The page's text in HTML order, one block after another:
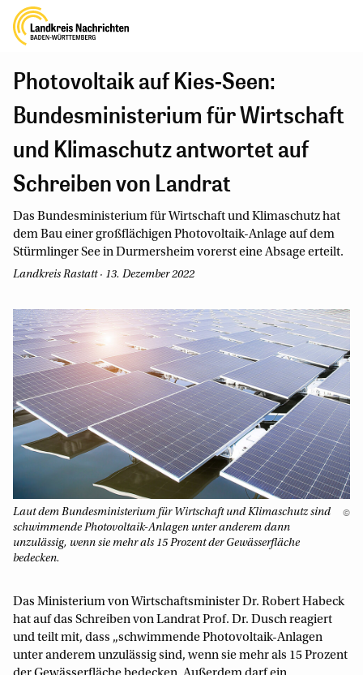
Photovoltaik auf Kies-Seen:
Bundesministerium für Wirtschaft
und Klimaschutz antwortet auf
Schreiben von Landrat
Das Bundesministerium für Wirtschaft und Klimaschutz hat
dem Bau einer großflächigen Photovoltaik-Anlage auf dem
Stürmlinger See in Durmersheim vorerst eine Absage erteilt.
Landkreis Rastatt · 13. Dezember 2022
Laut dem Bundesministerium für Wirtschaft und Klimaschutz sind
schwimmende Photovoltaik-Anlagen unter anderem dann
unzulässig, wenn sie mehr als 15 Prozent der Gewässerfläche
bedecken.
©
Das Ministerium von Wirtschaftsminister Dr. Robert Habeck
hat auf das Schreiben von Landrat Prof. Dr. Dusch reagiert
und teilt mit, dass „schwimmende Photovoltaik-Anlagen
unter anderem unzulässig sind, wenn sie mehr als 15 Prozent